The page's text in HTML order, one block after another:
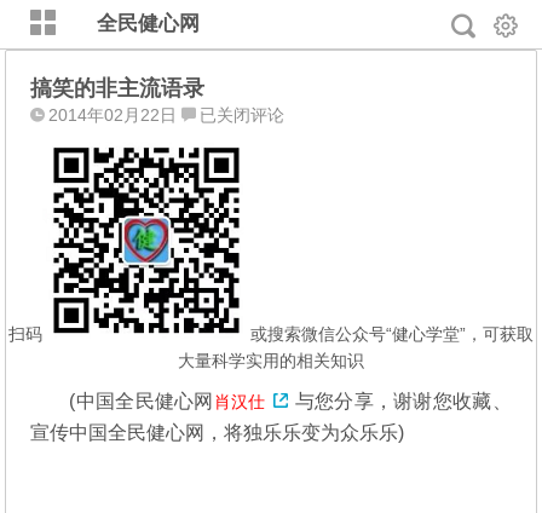
全民健心网
搞笑的非主流语录
2014年02月22日
搞
的
非
主
流
语
录
已关闭评论
扫码
或搜索微信公众号“健心学堂”，可获取
大量科学实用的相关知识
(中国全民健心网 肖汉仕
与您分享，谢谢您收藏、
宣传中国全民健心网，将独乐乐变为众乐乐)